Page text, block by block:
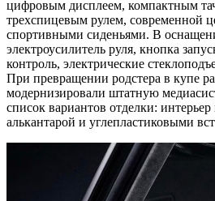
цифровым дисплеем, компактным
трехспицевым рулем, современной
спортивными сиденьями. В
электроусилитель руля, кнопка
контроль, электрические
При превращении родстера в купе
модернизировали штатную
список вариантов отделки:
алькантарой и углепластиковыми